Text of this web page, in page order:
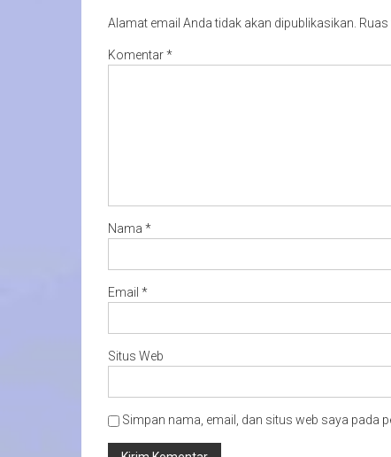
Alamat email Anda tidak akan dipublikasikan.
Komentar*
Nama *
Email *
Situs Web
Simpan nama, email, dan situs web saya pada